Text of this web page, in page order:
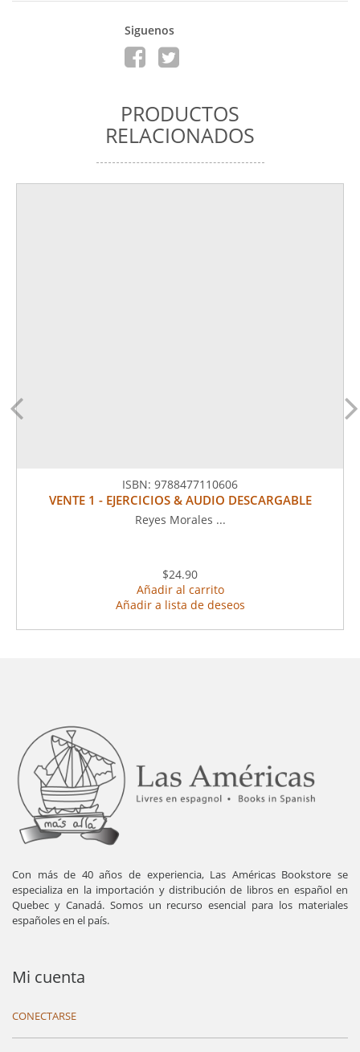
Siguenos
PRODUCTOS
RELACIONADOS
ISBN: 9788477110606
VENTE 1 - EJERCICIOS & AUDIO DESCARGABLE
Reyes Morales ...
$24.90
Añadir al carrito
Añadir a lista de deseos
Con más de 40 años de experiencia, Las Américas Bookstore se
especializa en la importación y distribución de libros en español en
Quebec y Canadá. Somos un recurso esencial para los materiales
españoles en el país.
Mi cuenta
CONECTARSE